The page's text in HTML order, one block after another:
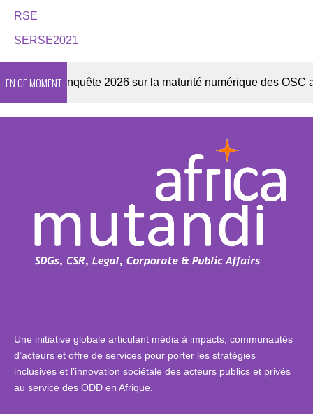
RSE
SERSE2021
EN CE MOMENT
Enquête 2026 sur la maturité numérique des OSC
Une initiative globale articulant média à impacts, communautés
d’acteurs et offre de services pour porter les stratégies
inclusives et l’innovation sociétale des acteurs publics et privés
au service des ODD en Afrique.